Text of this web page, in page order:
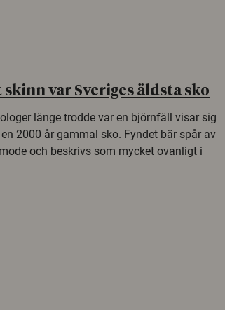
skinn var Sveriges äldsta sko
länge trodde var en björnfäll visar sig
2000 år gammal sko. Fyndet bär spår av
och beskrivs som mycket ovanligt i